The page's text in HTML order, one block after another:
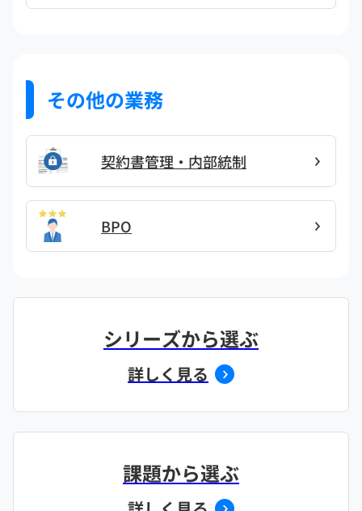
その他の業務
契約書管理・内部統制
BPO
シリーズから選ぶ
詳しく見る
課題から選ぶ